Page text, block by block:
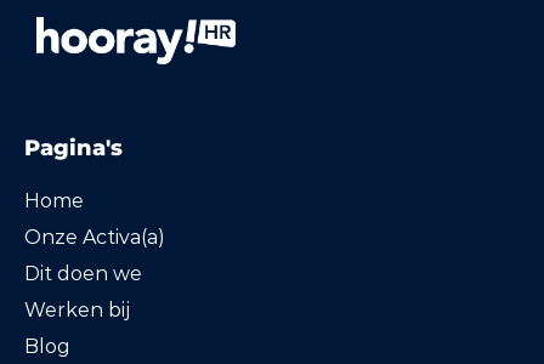
Pagina's
Home
Onze Activa(a)
Dit doen we
Werken bij
Blog